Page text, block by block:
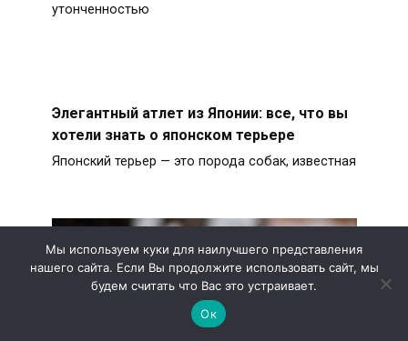
утонченностью
Элегантный атлет из Японии: все, что вы
хотели знать о японском терьере
Японский терьер — это порода собак, известная
Мы используем куки для наилучшего представления
нашего сайта. Если Вы продолжите использовать сайт, мы
будем считать что Вас это устраивает.
Ок